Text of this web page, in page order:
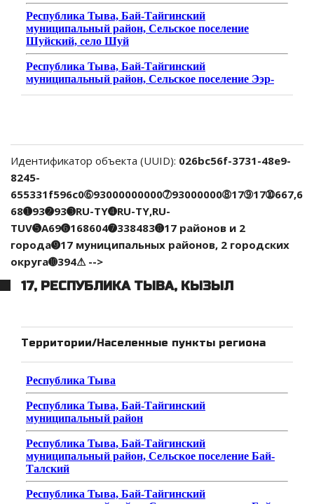
Идентификатор объекта (UUID): 026bc56f-3731-48e9-
8245-
655331f596c0➅93000000000➆93000000➇17➈17➉667,6
68➊93➋93➌RU-TY➍RU-TY,RU-
TUV➎A69➏168604➐338483➑17 районов и 2
города➒17 муниципальных районов, 2 городских
округа➓394⚠ -->
17, РЕСПУБЛИКА ТЫВА, КЫЗЫЛ
Территории/Населенные пункты региона